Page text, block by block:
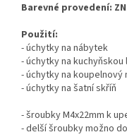
Barevné provedení:
Použití:
- úchytky na nábytek
- úchytky na kuchyňskou
- úchytky na koupelnový
- úchytky na šatní skříň
- šroubky M4x22mm k
- delší šroubky možno